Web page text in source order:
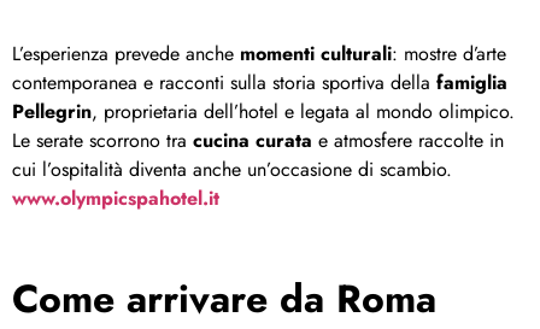
L’esperienza prevede anche momenti culturali: mostre d’arte
contemporanea e racconti sulla storia sportiva della famiglia
Pellegrin, proprietaria dell’hotel e legata al mondo olimpico.
Le serate scorrono tra cucina curata e atmosfere raccolte in
cui l’ospitalità diventa anche un’occasione di scambio.
www.olympicspahotel.it
Come arrivare da Roma